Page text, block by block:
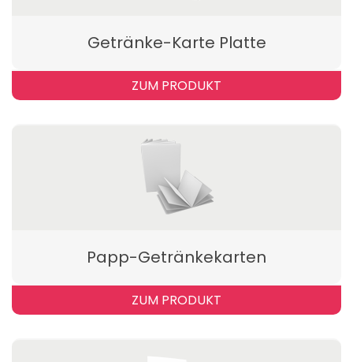
Getränke-Karte Platte
ZUM PRODUKT
Papp-Getränkekarten
ZUM PRODUKT